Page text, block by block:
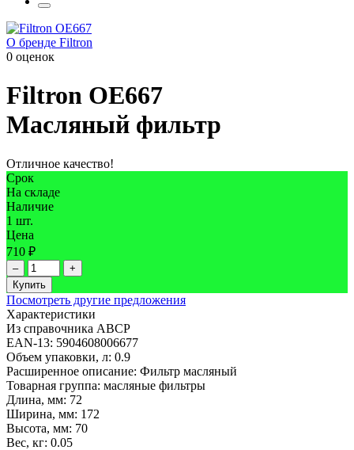
О бренде Filtron
0 оценок
Filtron OE667
Масляный фильтр
Отличное качество!
Срок
На складе
Наличие
1 шт.
Цена
710 ₽
–
+
Купить
Посмотреть другие предложения
Характеристики
Из справочника ABCP
EAN-13: 5904608006677
Объем упаковки, л: 0.9
Расширенное описание: Фильтр масляный
Товарная группа: масляные фильтры
Длина, мм: 72
Ширина, мм: 172
Высота, мм: 70
Вес, кг: 0.05